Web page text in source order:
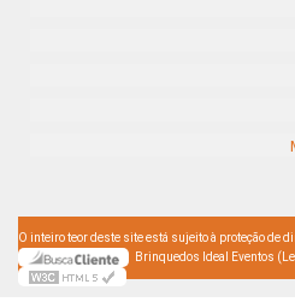
O inteiro teor deste site está sujeito à proteção de
Brinquedos Ideal Eventos